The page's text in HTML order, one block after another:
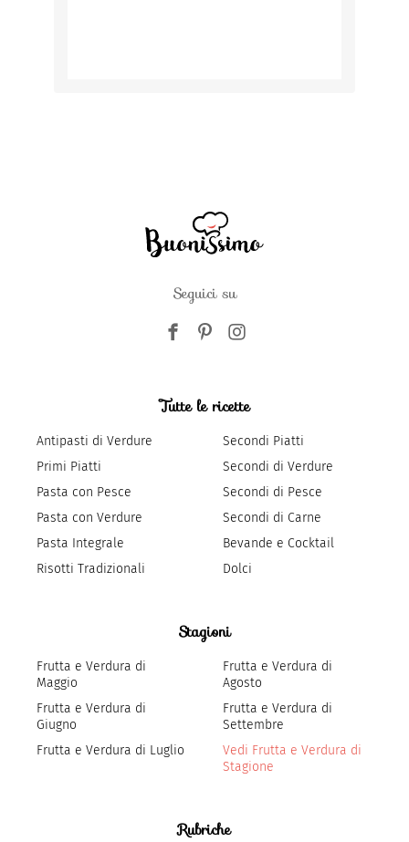
Seguici su
Tutte le ricette
Antipasti di Verdure
Primi Piatti
Pasta con Pesce
Pasta con Verdure
Pasta Integrale
Risotti Tradizionali
Secondi Piatti
Secondi di Verdure
Secondi di Pesce
Secondi di Carne
Bevande e Cocktail
Dolci
Stagioni
Frutta e Verdura di
Maggio
Frutta e Verdura di
Giugno
Frutta e Verdura di Luglio
Frutta e Verdura di
Agosto
Frutta e Verdura di
Settembre
Vedi Frutta e Verdura di
Stagione
Rubriche